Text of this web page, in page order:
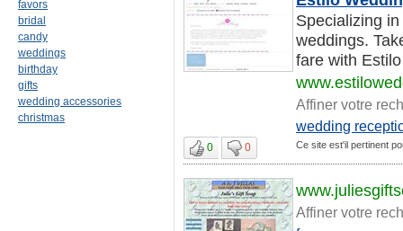
favors
bridal
candy
weddings
birthday
gifts
wedding accessories
christmas
Specializing
weddings.
fare with
Affiner votre
wedding
0 0 Ce site est'il pertinent
Affiner votre